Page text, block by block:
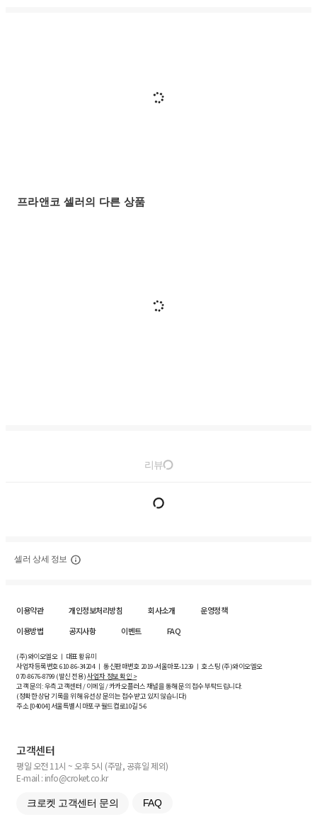
프라앤코 셀러의 다른 상품
리뷰
셀러 상세 정보
이용약관 개인정보처리방침 회사소개
운영정책
이용방법
공지사항 이벤트 FAQ
(주)와이오엘오 ㅣ 대표 황유미
사업자등록번호610-86-34204ㅣ 통신판매번호 2019-서울마포-1239 ㅣ 호스팅 (주)와이오엘오
070-8676-8799 (발신 전용)사업자 정보 확인 >
고객 문의: 우측 고객센터 / 이메일 / 카카오플러스 채널을 통해 문의 접수 부탁드립니다.
(정확한 상담 기록을 위해 유선상 문의는 접수받고 있지 않습니다)
주소 [04004] 서울특별시 마포구 월드컵로10길5-6
고객센터
평일 오전 11시 ~ 오후 5시 (주말, 공휴일 제외)
E-mail : info@croket.co.kr
크로켓 고객센터 문의 FAQ